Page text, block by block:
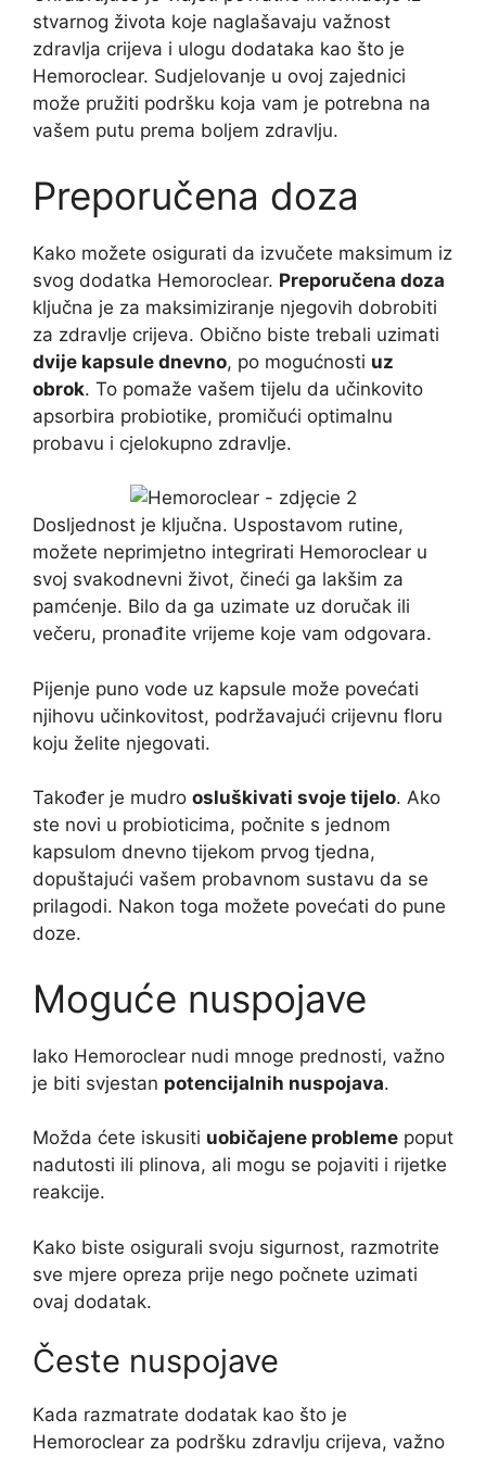
stvarnog života koje naglašavaju važnost
zdravlja crijeva i ulogu dodataka kao što je
Hemoroclear. Sudjelovanje u ovoj zajednici
može pružiti podršku koja vam je potrebna na
vašem putu prema boljem zdravlju.
Preporučena doza
Kako možete osigurati da izvučete maksimum iz
svog dodatka Hemoroclear. Preporučena doza
ključna je za maksimiziranje njegovih dobrobiti
za zdravlje crijeva. Obično biste trebali uzimati
dvije kapsule dnevno, po mogućnosti uz
obrok. To pomaže vašem tijelu da učinkovito
apsorbira probiotike, promičući optimalnu
probavu i cjelokupno zdravlje.
Dosljednost je ključna. Uspostavom rutine,
možete neprimjetno integrirati Hemoroclear u
svoj svakodnevni život, čineći ga lakšim za
pamćenje. Bilo da ga uzimate uz doručak ili
večeru, pronađite vrijeme koje vam odgovara.
Pijenje puno vode uz kapsule može povećati
njihovu učinkovitost, podržavajući crijevnu floru
koju želite njegovati.
Također je mudro osluškivati ​​svoje tijelo. Ako
ste novi u probioticima, počnite s jednom
kapsulom dnevno tijekom prvog tjedna,
dopuštajući vašem probavnom sustavu da se
prilagodi. Nakon toga možete povećati do pune
doze.
Moguće nuspojave
Iako Hemoroclear nudi mnoge prednosti, važno
je biti svjestan potencijalnih nuspojava.
Možda ćete iskusiti uobičajene probleme poput
nadutosti ili plinova, ali mogu se pojaviti i rijetke
reakcije.
Kako biste osigurali svoju sigurnost, razmotrite
sve mjere opreza prije nego počnete uzimati
ovaj dodatak.
Česte nuspojave
Kada razmatrate dodatak kao što je
Hemoroclear za podršku zdravlju crijeva, važno